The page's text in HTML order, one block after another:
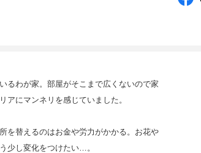
るわが家。部屋がそこまで広くないので家
アにマンネリを感じていました。
を替えるのはお金や労力がかかる。お花や
少し変化をつけたい…。